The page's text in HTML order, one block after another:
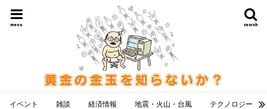
search
menu
イベント 雑談 経済情報 地震・火山・台風 テクノロジー